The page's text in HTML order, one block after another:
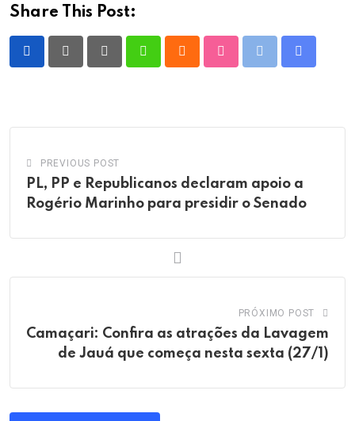
Share This Post:
PREVIOUS POST
PL, PP e Republicanos declaram apoio a
Rogério Marinho para presidir o Senado
PRÓXIMO POST
Camaçari: Confira as atrações da Lavagem
de Jauá que começa nesta sexta (27/1)